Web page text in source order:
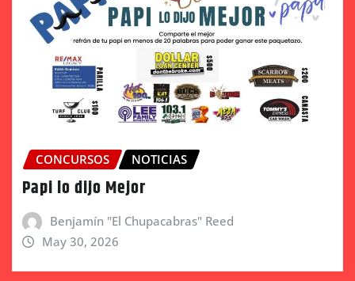
CONCURSOS NOTICIAS
Papi lo dijo Mejor
Benjamín "El Chupacabras" Reed
May 30, 2026